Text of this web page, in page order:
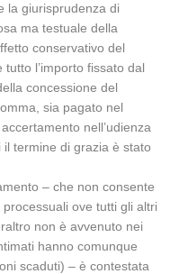
la giurisprudenza di
ma testuale della
conservativo del
l’importo fissato dal
concessione del
sia pagato nel
nell’udienza
termine di grazia è stato
– che non consente
ove tutti gli altri
non è avvenuto nei
hanno comunque
scaduti) – è contestata